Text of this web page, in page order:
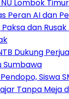
Lombok
Peran AI dan
dan Rusak
Dukung
Sumbawa
Siswa
Tanpa Meja